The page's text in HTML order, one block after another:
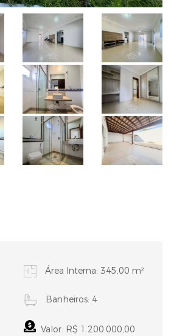
Área Interna: 345,00 m²
Banheiros: 4
Valor: R$ 1.200.000,00